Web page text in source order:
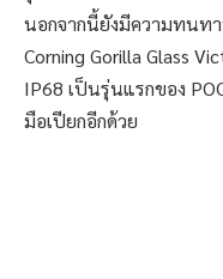
นอกจากนี้ยังมีความทนท
Corning Gorilla Glass
IP68 เป็นรุ่นแรกของ
มือเปียกอีกด้วย